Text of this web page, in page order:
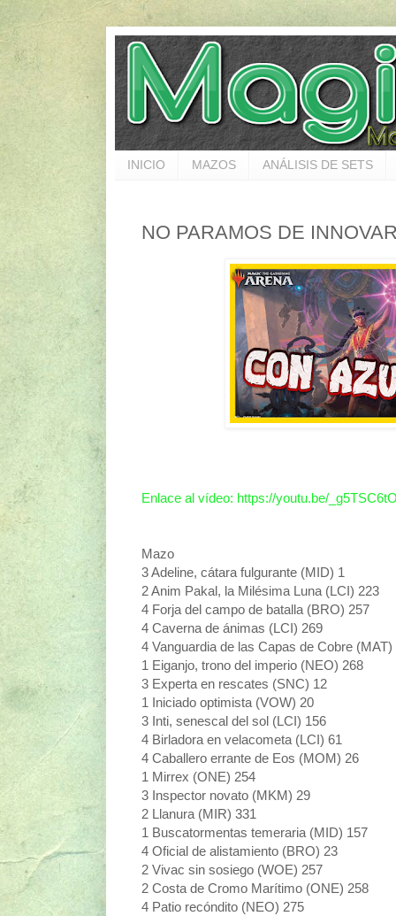
INICIO MAZOS ANÁLISIS DE SETS
NO PARAMOS DE
Enlace al vídeo: https://youtu.be/
Mazo
3 Adeline, cátara fulgurante (MID) 1
2 Anim Pakal, la Milésima Luna (LCI) 223
4 Forja del campo de batalla (BRO) 257
4 Caverna de ánimas (LCI) 269
4 Vanguardia de las Capas de Cobre (MAT)
1 Eiganjo, trono del imperio (NEO) 268
3 Experta en rescates (SNC) 12
1 Iniciado optimista (VOW) 20
3 Inti, senescal del sol (LCI) 156
4 Birladora en velacometa (LCI) 61
4 Caballero errante de Eos (MOM) 26
1 Mirrex (ONE) 254
3 Inspector novato (MKM) 29
2 Llanura (MIR) 331
1 Buscatormentas temeraria (MID) 157
4 Oficial de alistamiento (BRO) 23
2 Vivac sin sosiego (WOE) 257
2 Costa de Cromo Marítimo (ONE) 258
4 Patio recóndito (NEO) 275